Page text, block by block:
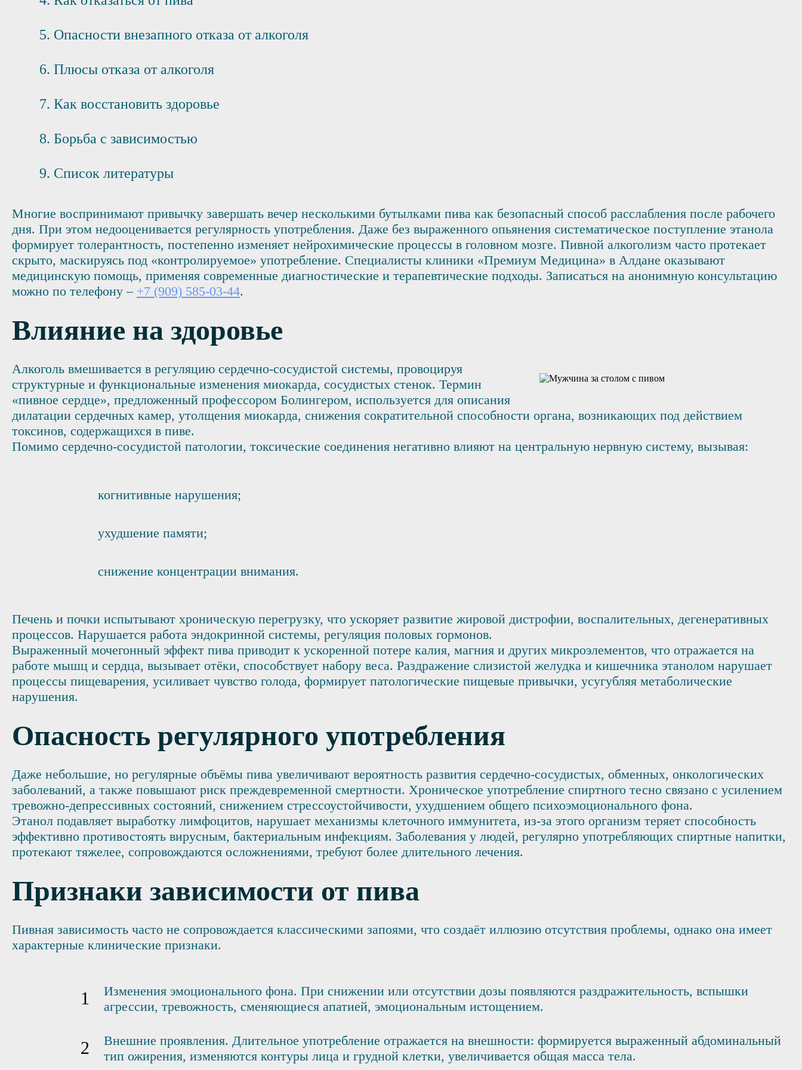
Опасности внезапного отказа от алкоголя
Плюсы отказа от алкоголя
Как восстановить здоровье
Борьба с зависимостью
Список литературы
Многие воспринимают привычку завершать вечер несколькими бутылками пива как безопасный способ расслабления после рабочего
дня. При этом недооценивается регулярность употребления. Даже без выраженного опьянения систематическое поступление этанола
формирует толерантность, постепенно изменяет нейрохимические процессы в головном мозге. Пивной алкоголизм часто протекает
скрыто, маскируясь под «контролируемое» употребление. Специалисты клиники «Премиум Медицина» в Алдане оказывают
медицинскую помощь, применяя современные диагностические и терапевтические подходы. Записаться на анонимную консультацию
можно по телефону – +7 (909) 585-03-44.
Влияние на здоровье
Алкоголь вмешивается в регуляцию сердечно-сосудистой системы, провоцируя
структурные и функциональные изменения миокарда, сосудистых стенок. Термин
«пивное сердце», предложенный профессором Болингером, используется для описания
дилатации сердечных камер, утолщения миокарда, снижения сократительной способности органа, возникающих под действием
токсинов, содержащихся в пиве.
Помимо сердечно-сосудистой патологии, токсические соединения негативно влияют на центральную нервную систему, вызывая:
когнитивные нарушения;
ухудшение памяти;
снижение концентрации внимания.
Печень и почки испытывают хроническую перегрузку, что ускоряет развитие жировой дистрофии, воспалительных, дегенеративных
процессов. Нарушается работа эндокринной системы, регуляция половых гормонов.
Выраженный мочегонный эффект пива приводит к ускоренной потере калия, магния и других микроэлементов, что отражается на
работе мышц и сердца, вызывает отёки, способствует набору веса. Раздражение слизистой желудка и кишечника этанолом нарушает
процессы пищеварения, усиливает чувство голода, формирует патологические пищевые привычки, усугубляя метаболические
нарушения.
Опасность регулярного употребления
Даже небольшие, но регулярные объёмы пива увеличивают вероятность развития сердечно-сосудистых, обменных, онкологических
заболеваний, а также повышают риск преждевременной смертности. Хроническое употребление спиртного тесно связано с усилением
тревожно-депрессивных состояний, снижением стрессоустойчивости, ухудшением общего психоэмоционального фона.
Этанол подавляет выработку лимфоцитов, нарушает механизмы клеточного иммунитета, из-за этого организм теряет способность
эффективно противостоять вирусным, бактериальным инфекциям. Заболевания у людей, регулярно употребляющих спиртные напитки,
протекают тяжелее, сопровождаются осложнениями, требуют более длительного лечения.
Признаки зависимости от пива
Пивная зависимость часто не сопровождается классическими запоями, что создаёт иллюзию отсутствия проблемы, однако она имеет
характерные клинические признаки.
Изменения эмоционального фона. При снижении или отсутствии дозы появляются раздражительность, вспышки
агрессии, тревожность, сменяющиеся апатией, эмоциональным истощением.
Внешние проявления. Длительное употребление отражается на внешности: формируется выраженный абдоминальный
тип ожирения, изменяются контуры лица и грудной клетки, увеличивается общая масса тела.